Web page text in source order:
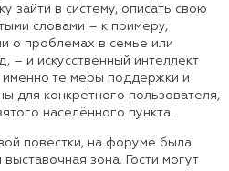
зайти в систему, описать свою
словами – к примеру,
о проблемах в семье или
– и искусственный интеллект
именно те меры поддержки и
для конкретного пользователя,
населённого пункта.
повестки, на форуме была
зона. Гости могут